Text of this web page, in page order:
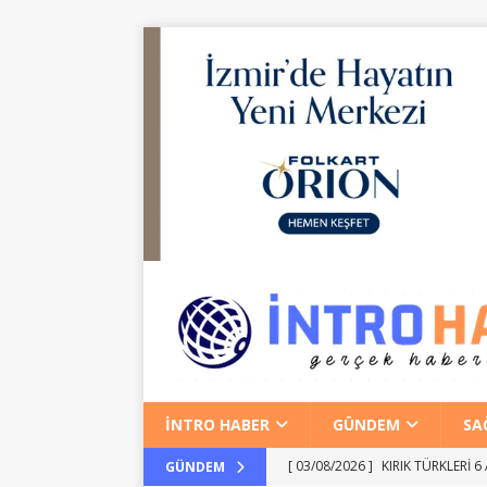
İNTRO HABER GÜNDEM
GÜNDEM [ 03/08/2026 ] KIRIK TÜRKLERİ